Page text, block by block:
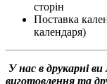
сторін
Поставка
календаря)
У нас в друкарні
виготовлення та